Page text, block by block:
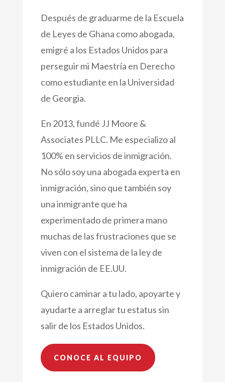
Después de graduarme de la Escuela
de Leyes de Ghana como abogada,
emigré a los Estados Unidos para
perseguir mi Maestría en Derecho
como estudiante en la Universidad
de Georgia.
En 2013, fundé JJ Moore &
Associates PLLC. Me especializo al
100% en servicios de inmigración.
No sólo soy una abogada experta en
inmigración, sino que también soy
una inmigrante que ha
experimentado de primera mano
muchas de las frustraciones que se
viven con el sistema de la ley de
inmigración de EE.UU.
Quiero caminar a tu lado, apoyarte y
ayudarte a arreglar tu estatus sin
salir de los Estados Unidos.
CONOCE AL EQUIPO